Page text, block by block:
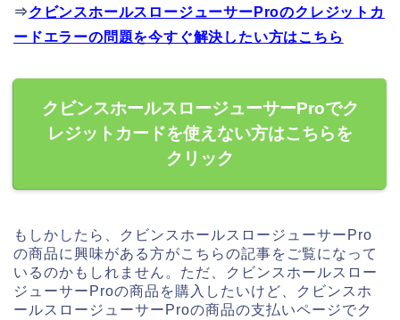
⇒クビンスホールスロージューサーProのクレジットカ
ードエラーの問題を今すぐ解決したい方はこちら
クビンスホールスロージューサーProでク
レジットカードを使えない方はこちらを
クリック
もしかしたら、クビンスホールスロージューサーPro
の商品に興味がある方がこちらの記事をご覧になって
いるのかもしれません。ただ、クビンスホールスロー
ジューサーProの商品を購入したいけど、クビンスホ
ールスロージューサーProの商品の支払いページでク